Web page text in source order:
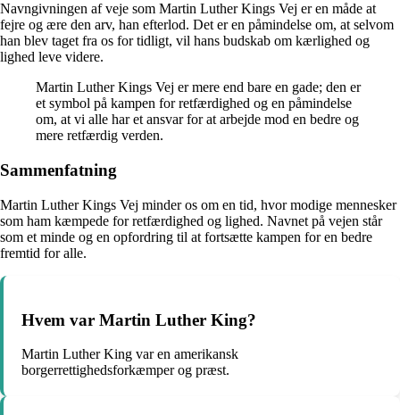
Navngivningen af veje som Martin Luther Kings Vej er en måde at
fejre og ære den arv, han efterlod. Det er en påmindelse om, at selvom
han blev taget fra os for tidligt, vil hans budskab om kærlighed og
lighed leve videre.
Martin Luther Kings Vej er mere end bare en gade; den er
et symbol på kampen for retfærdighed og en påmindelse
om, at vi alle har et ansvar for at arbejde mod en bedre og
mere retfærdig verden.
Sammenfatning
Martin Luther Kings Vej minder os om en tid, hvor modige mennesker
som ham kæmpede for retfærdighed og lighed. Navnet på vejen står
som et minde og en opfordring til at fortsætte kampen for en bedre
fremtid for alle.
Hvem var Martin Luther King?
Martin Luther King var en amerikansk
borgerrettighedsforkæmper og præst.